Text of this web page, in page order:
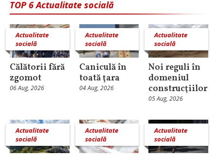
TOP 6 Actualitate socială
Actualitate
socială
Călătorii fără
zgomot
06 Aug, 2026
Actualitate
socială
Caniculă în
toată ţara
04 Aug, 2026
Actualitate
socială
Noi reguli în
domeniul
construcţiilor
05 Aug, 2026
Actualitate
socială
Actualitate
socială
Actualitate
socială